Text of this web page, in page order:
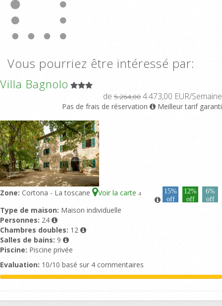
Vous pourriez être intéressé par:
Villa Bagnolo
de 5.264,00 4.473,00 EUR/Semaine
Pas de frais de réservation Meilleur tarif garanti
Zone: Cortona - La toscane Voir la carte 4
15%
off
12%
off
6%
off
Type de maison: Maison individuelle
Personnes: 24
Chambres doubles: 12
Salles de bains: 9
Piscine: Piscine privée
Evaluation: 10/10 basé sur 4 commentaires